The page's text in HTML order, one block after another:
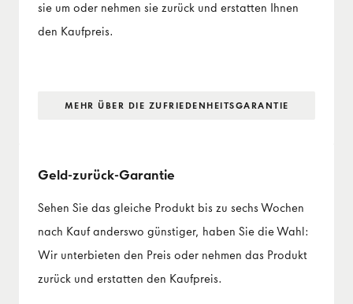
sie um oder nehmen sie zurück und erstatten Ihnen
den Kaufpreis.
MEHR ÜBER DIE ZUFRIEDENHEITS­GARANTIE
Geld-zurück-Garantie
Sehen Sie das gleiche Produkt bis zu sechs Wochen
nach Kauf anderswo günstiger, haben Sie die Wahl:
Wir unterbieten den Preis oder nehmen das Produkt
zurück und erstatten den Kaufpreis.